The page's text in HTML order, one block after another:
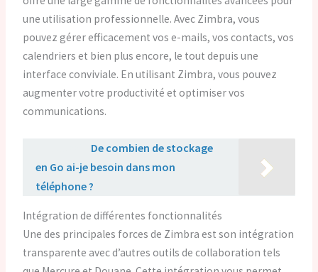
une utilisation professionnelle. Avec Zimbra, vous
pouvez gérer efficacement vos e-mails, vos contacts, vos
calendriers et bien plus encore, le tout depuis une
interface conviviale. En utilisant Zimbra, vous pouvez
augmenter votre productivité et optimiser vos
communications.
De combien de stockage
en Go ai-je besoin dans mon
téléphone ?
Intégration de différentes fonctionnalités
Une des principales forces de Zimbra est son intégration
transparente avec d’autres outils de collaboration tels